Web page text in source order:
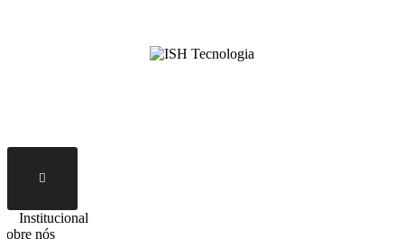
Institucional
nós